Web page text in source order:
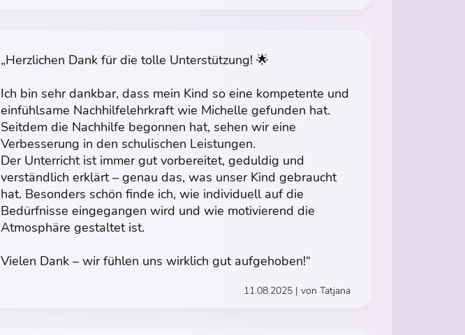
„Herzlichen Dank für die tolle Unterstützung! 🌟
Ich bin sehr dankbar, dass mein Kind so eine kompetente und
einfühlsame Nachhilfelehrkraft wie Michelle gefunden hat.
Seitdem die Nachhilfe begonnen hat, sehen wir eine
Verbesserung in den schulischen Leistungen.
Der Unterricht ist immer gut vorbereitet, geduldig und
verständlich erklärt – genau das, was unser Kind gebraucht
hat. Besonders schön finde ich, wie individuell auf die
Bedürfnisse eingegangen wird und wie motivierend die
Atmosphäre gestaltet ist.
Vielen Dank – wir fühlen uns wirklich gut aufgehoben!“
11.08.2025 | von Tatjana